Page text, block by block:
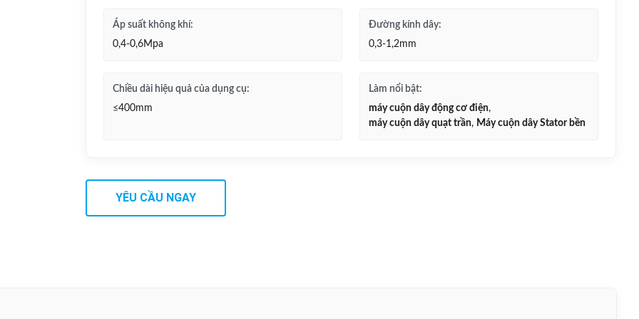
Áp suất không khí:
0,4-0,6Mpa
Đường kính dây:
0,3-1,2mm
Chiều dài hiệu quả của dụng cụ:
≤400mm
Làm nổi bật:
máy cuộn dây động cơ điện,
máy cuộn dây quạt trần, Máy cuộn dây Stator bền
YÊU CẦU NGAY